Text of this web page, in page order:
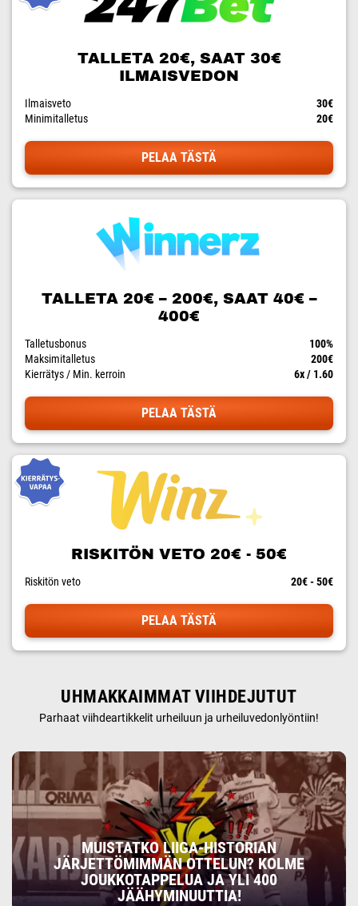
TALLETA 20€, SAAT 30€
ILMAISVEDON
Ilmaisveto
30€
Minimitalletus
20€
PELAA TÄSTÄ
TALLETA 20€ – 200€, SAAT 40€ –
400€
Talletusbonus
100%
Maksimitalletus
200€
Kierrätys / Min. kerroin
6x / 1.60
PELAA TÄSTÄ
RISKITÖN VETO 20€ - 50€
Riskitön veto 20€ - 50€
PELAA TÄSTÄ
UHMAKKAIMMAT VIIHDEJUTUT
Parhaat viihdeartikkelit urheiluun ja urheiluvedonlyöntiin!
MUISTATKO LIIGA-HISTORIAN
JÄRJETTÖMIMMÄN OTTELUN? KOLME
JOUKKOTAPPELUA JA YLI 400
JÄÄHYMINUUTTIA!